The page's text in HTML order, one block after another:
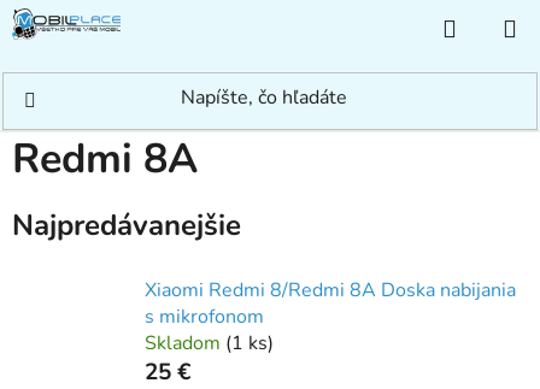
Prejsť
na
KOŠÍK
Xiaomi / Redmi / Redmi 8A
Redmi 8A
Najpredávanejšie
Xiaomi Redmi 8/Redmi 8A Doska nabijania
s mikrofonom
Skladom (1 ks)
25 €